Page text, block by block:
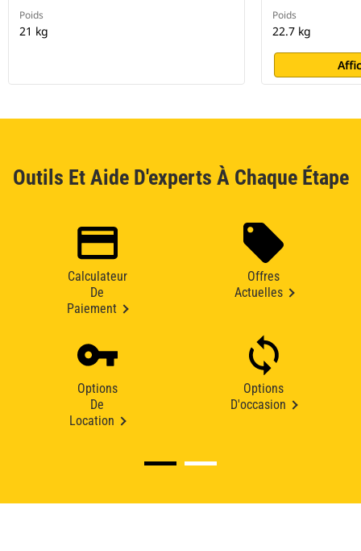
Poids
21 kg
Poids
22.7 kg
Outils Et Aide D'experts À Chaque Étape
Calculateur
De
Paiement
Offres
Actuelles
Options
De
Location
Options
D'occasion